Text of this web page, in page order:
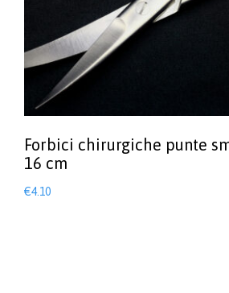
Forbici chirurgiche punte
16 cm
€4.10